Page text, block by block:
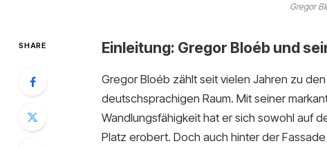
Gregor
SHARE Einleitung: Gregor Bloéb und
Gregor Bloéb zählt seit vielen Jahren zu
deutschsprachigen Raum. Mit seiner
Wandlungsfähigkeit hat er sich sowohl auf
Platz erobert. Doch auch hinter der